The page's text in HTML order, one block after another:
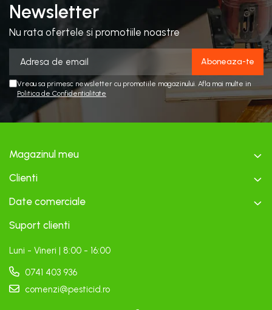
Newsletter
Nu rata ofertele si promotiile noastre
Vreau sa primesc newsletter cu promotiile magazinului. Afla mai multe in
Politica de Confidentialitate
Magazinul meu
Clienti
Date comerciale
Suport clienti
Luni - Vineri | 8:00 - 16:00
0741 403 936
comenzi@pesticid.ro